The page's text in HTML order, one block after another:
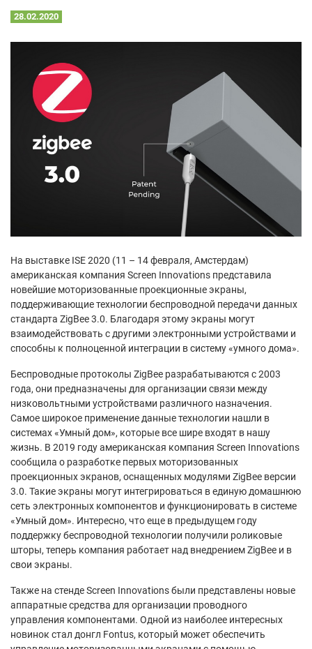
28.02.2020
На выставке ISE 2020 (11 – 14 февраля, Амстердам)
американская компания Screen Innovations представила
новейшие моторизованные проекционные экраны,
поддерживающие технологии беспроводной передачи данных
стандарта ZigBee 3.0. Благодаря этому экраны могут
взаимодействовать с другими электронными устройствами и
способны к полноценной интеграции в систему «умного дома».
Беспроводные протоколы ZigBee разрабатываются с 2003
года, они предназначены для организации связи между
низковольтными устройствами различного назначения.
Самое широкое применение данные технологии нашли в
системах «Умный дом», которые все шире входят в нашу
жизнь. В 2019 году американская компания Screen Innovations
сообщила о разработке первых моторизованных
проекционных экранов, оснащенных модулями ZigBee версии
3.0. Такие экраны могут интегрироваться в единую домашнюю
сеть электронных компонентов и функционировать в системе
«Умный дом». Интересно, что еще в предыдущем году
поддержку беспроводной технологии получили роликовые
шторы, теперь компания работает над внедрением ZigBee и в
свои экраны.
Также на стенде Screen Innovations были представлены новые
аппаратные средства для организации проводного
управления компонентами. Одной из наиболее интересных
новинок стал донгл Fontus, который может обеспечить